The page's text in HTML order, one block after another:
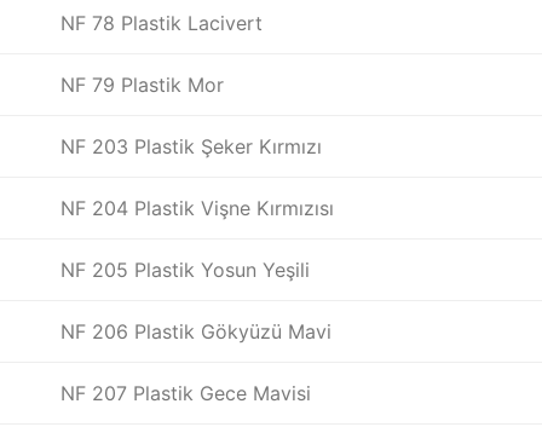
NF 78 Plastik Lacivert
NF 79 Plastik Mor
NF 203 Plastik Şeker Kırmızı
NF 204 Plastik Vişne Kırmızısı
NF 205 Plastik Yosun Yeşili
NF 206 Plastik Gökyüzü Mavi
NF 207 Plastik Gece Mavisi